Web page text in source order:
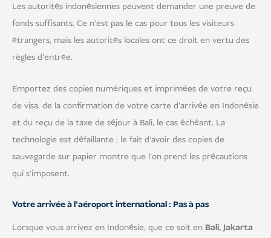
Les autorités indonésiennes peuvent demander une preuve de
fonds suffisants. Ce n'est pas le cas pour tous les visiteurs
étrangers, mais les autorités locales ont ce droit en vertu des
règles d'entrée.
Emportez des copies numériques et imprimées de votre reçu
de visa, de la confirmation de votre carte d'arrivée en Indonésie
et du reçu de la taxe de séjour à Bali, le cas échéant. La
technologie est défaillante ; le fait d'avoir des copies de
sauvegarde sur papier montre que l'on prend les précautions
qui s'imposent.
Votre arrivée à l'aéroport international : Pas à pas
Lorsque vous arrivez en Indonésie, que ce soit en Bali, Jakarta